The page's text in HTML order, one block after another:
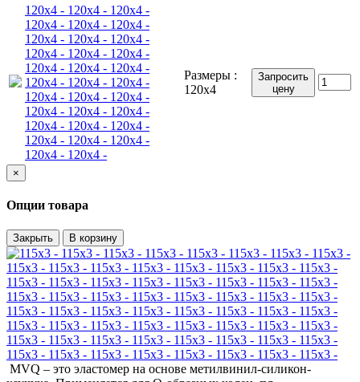
120x4 - 120x4 - 120x4 -
120x4 - 120x4 - 120x4 -
120x4 - 120x4 - 120x4 -
120x4 - 120x4 - 120x4 -
120x4 - 120x4 - 120x4 -
120x4 - 120x4 - 120x4 -
120x4 - 120x4 - 120x4 -
120x4 - 120x4 - 120x4 -
120x4 - 120x4 - 120x4 -
120x4 - 120x4 - 120x4 -
120x4 - 120x4 -
Размеры :
120x4
Запросить
цену
×
Опции товара
Закрыть В корзину
115x3 - 115x3 - 115x3 - 115x3 - 115x3 - 115x3 - 115x3 - 115x3 -
115x3 - 115x3 - 115x3 - 115x3 - 115x3 - 115x3 - 115x3 - 115x3 -
115x3 - 115x3 - 115x3 - 115x3 - 115x3 - 115x3 - 115x3 - 115x3 -
115x3 - 115x3 - 115x3 - 115x3 - 115x3 - 115x3 - 115x3 - 115x3 -
MVQ – это эластомер на основе метилвинил-силикон-